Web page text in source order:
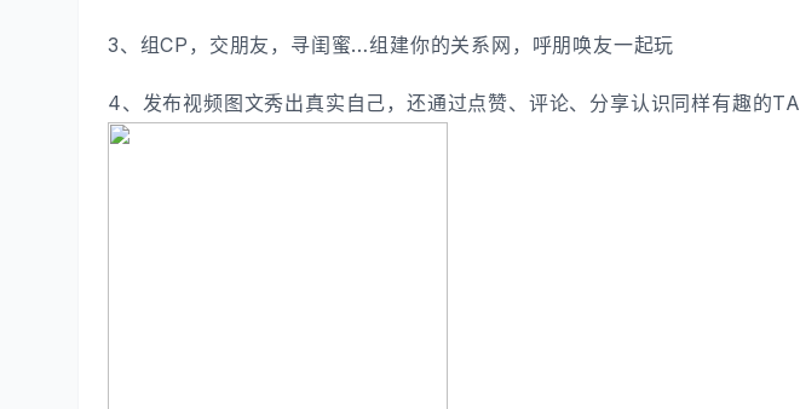
3、组CP，交朋友，寻闺蜜…组建你的关系网，呼朋唤友一起玩
4、发布视频图文秀出真实自己，还通过点赞、评论、分享认识同样有趣的TA